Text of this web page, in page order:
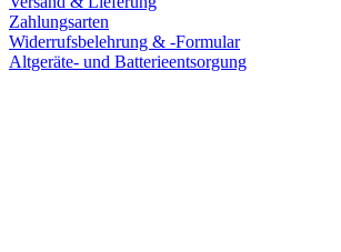
Zahlungsarten
Widerrufsbelehrung & -Formular
Altgeräte- und Batterieentsorgung